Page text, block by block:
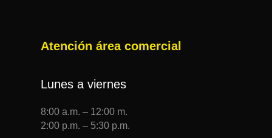
Atención área comercial
Lunes a viernes
8:00 a.m. – 12:00 m.
2:00 p.m. – 5:30 p.m.